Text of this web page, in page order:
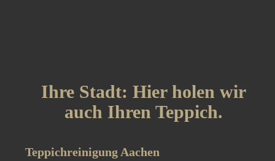
Ihre Stadt: Hier holen wir
auch Ihren Teppich.
Teppichreinigung Aachen